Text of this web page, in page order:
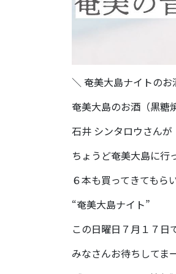
＼ 奄美大島ナイトの
奄美大島のお酒（黒糖
石井 シンタロウさんが
ちょうど奄美大島に行
６本も買ってきてもら
“奄美大島ナイト”
この日曜日７月１７日
みなさんお待ちしてま